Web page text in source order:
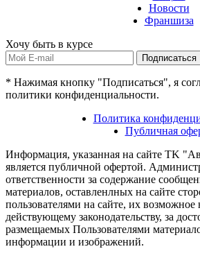
Новости
Франшиза
Хочу быть в курсе
Подписаться
* Нажимая кнопку "Подписаться", я
политики конфиденциальности.
Политика
Публичная
Информация, указанная на сайте TK
является публичной офертой.
ответственности за содержание
материалов, оставленлных на сайте
пользователями на сайте, их возможное
действующему законодательству, за
размещаемых Пользователями
информации и изображений.